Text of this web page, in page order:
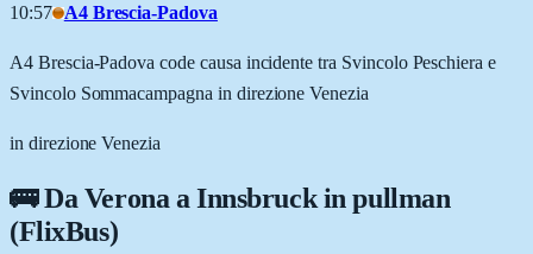
10:57 A4 Brescia-Padova
A4 Brescia-Padova code causa incidente tra Svincolo Peschiera e
Svincolo Sommacampagna in direzione Venezia
in direzione Venezia
🚌 DaVeronaaInnsbruckin pullman
(FlixBus)